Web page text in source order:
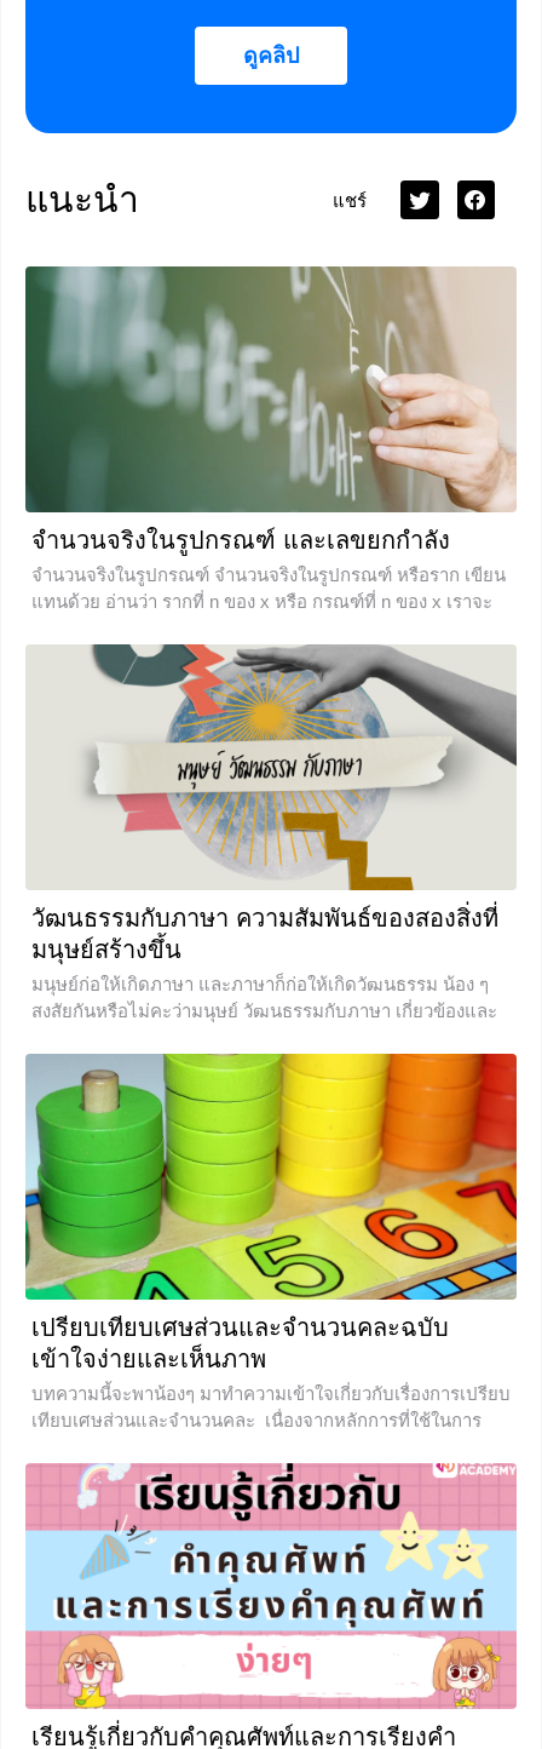
ดูคลิป
แนะนำ แชร์
จำนวนจริงในรูปกรณฑ์ และเลขยกกำลัง
จำนวนจริงในรูปกรณฑ์ จำนวนจริงในรูปกรณฑ์ หรือราก เขียน
แทนด้วย อ่านว่า รากที่ n ของ x หรือ กรณฑ์ที่ n ของ x เราจะ
วัฒนธรรมกับภาษา ความสัมพันธ์ของสองสิ่งที่
มนุษย์สร้างขึ้น
มนุษย์ก่อให้เกิดภาษา และภาษาก็ก่อให้เกิดวัฒนธรรม น้อง ๆ
สงสัยกันหรือไม่คะว่ามนุษย์ วัฒนธรรมกับภาษา เกี่ยวข้องและ
ถึงเรื่องราวที่ว่านี่กันค่ะ ถ้าพร้อมแล้วเราไปเรียนรู้กันเลยค่ะ
มนุษย์ วัฒนธรรมกับภาษา วัฒนธรรม คืออะไร วัฒนธรรมเป็น
สิ่งที่มนุษย์สร้างขึ้น รากศัพท์ในภาษาละตินมีความหมายว่าการ
เพาะปลูก แต่ไม่ได้ใช้แค่ในเชิงเกษตรกรรม แต่จะรวมไปถึง
การปลูกฝังในด้านต่าง ๆ ทั้งให้การศึกษา ความเคารพ ซึ่ง
ทั้งหมดนี้ล้วนเป็นสิ่งที่มนุษย์เปลี่ยนแปลง
เปรียบเทียบเศษส่วนและจำนวนคละฉบับ
เข้าใจง่ายและเห็นภาพ
บทความนี้จะพาน้องๆ มาทำความเข้าใจเกี่ยวกับเรื่องการเปรียบ
เทียบเศษส่วนและจำนวนคละ เนื่องจากหลักการที่ใช้ในการ
การบวกและการลบเศษส่วน หลังจากอ่านบทความนี้จบสิ่งที่จะ
ได้รับก็คือ หลักการเปรียบเทียบเศษส่วน วิธีเปรียบเทียบที่เห็น
ภาพและเข้าใจง่ายร่วมถึงเทคนิคที่จะช่วยให้น้อง ๆ สามารถ
เปรียบเทียบเศษส่วนได้เร็วยิ่งขึ้น
+45
เรียนรู้เกี่ยวกับคำคุณศัพท์และการเรียงคำ